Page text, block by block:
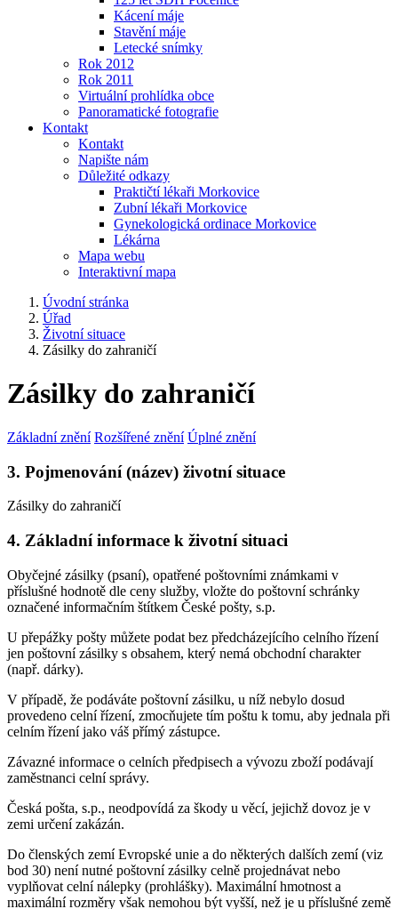
Kácení máje
Stavění máje
Letecké snímky
Rok 2012
Rok 2011
Virtuální prohlídka obce
Panoramatické fotografie
Kontakt
Kontakt
Napište nám
Důležité odkazy
Praktičtí lékaři Morkovice
Zubní lékaři Morkovice
Gynekologická ordinace Morkovice
Lékárna
Mapa webu
Interaktivní mapa
Úvodní stránka
Úřad
Životní situace
Zásilky do zahraničí
Zásilky do zahraničí
Základní znění Rozšířené znění Úplné znění
3. Pojmenování (název) životní situace
Zásilky do zahraničí
4. Základní informace k životní situaci
Obyčejné zásilky (psaní), opatřené poštovními známkami v
příslušné hodnotě dle ceny služby, vložte do poštovní schránky
označené informačním štítkem České pošty, s.p.
U přepážky pošty můžete podat bez předcházejícího celního řízení
jen poštovní zásilky s obsahem, který nemá obchodní charakter
(např. dárky).
V případě, že podáváte poštovní zásilku, u níž nebylo dosud
provedeno celní řízení, zmocňujete tím poštu k tomu, aby jednala při
celním řízení jako váš přímý zástupce.
Závazné informace o celních předpisech a vývozu zboží podávají
zaměstnanci celní správy.
Česká pošta, s.p., neodpovídá za škody u věcí, jejichž dovoz je v
zemi určení zakázán.
Do členských zemí Evropské unie a do některých dalších zemí (viz
bod 30) není nutné poštovní zásilky celně projednávat nebo
vyplňovat celní nálepky (prohlášky). Maximální hmotnost a
maximální rozměry však nemohou být vyšší, než je u příslušné země